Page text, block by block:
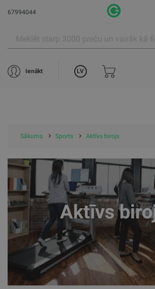
67994044
Ienākt LV
Sākums Sports Aktīvs birojs
Aktīvs